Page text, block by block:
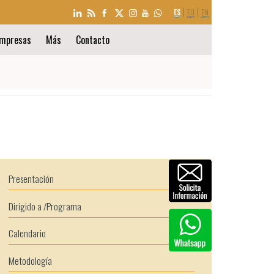
SELECCIÓN
DE
ES EU EN
Más
Contacto
Presentación
Dirigido a /Programa
Calendario
Metodología